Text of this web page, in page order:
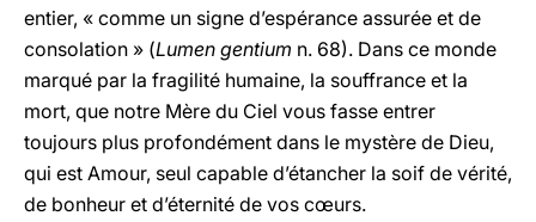
entier, « comme un signe d’espérance assurée et de
consolation » (Lumen gentium n. 68). Dans ce monde
marqué par la fragilité humaine, la souffrance et la
mort, que notre Mère du Ciel vous fasse entrer
toujours plus profondément dans le mystère de Dieu,
qui est Amour, seul capable d’étancher la soif de vérité,
de bonheur et d’éternité de vos cœurs.